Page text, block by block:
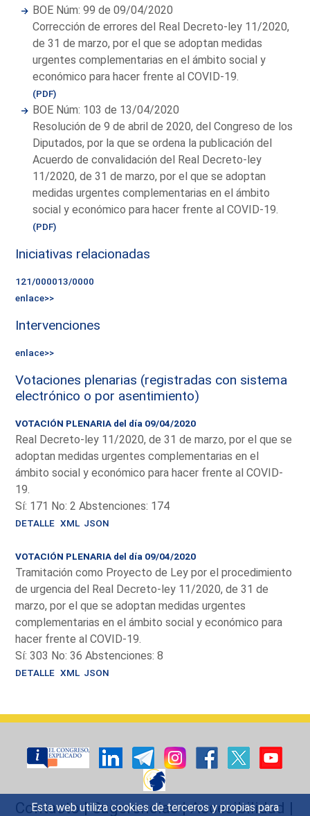
Esta web utiliza cookies de terceros y propias para
BOE Núm: 99 de 09/04/2020
Corrección de errores del Real Decreto-ley 11/2020,
de 31 de marzo, por el que se adoptan medidas
urgentes complementarias en el ámbito social y
económico para hacer frente al COVID-19.
(PDF)
BOE Núm: 103 de 13/04/2020
Resolución de 9 de abril de 2020, del Congreso de los
Diputados, por la que se ordena la publicación del
Acuerdo de convalidación del Real Decreto-ley
11/2020, de 31 de marzo, por el que se adoptan
medidas urgentes complementarias en el ámbito
social y económico para hacer frente al COVID-19.
(PDF)
Iniciativas relacionadas
121/000013/0000
enlace>>
Intervenciones
enlace>>
Votaciones plenarias (registradas con sistema
electrónico o por asentimiento)
VOTACIÓN PLENARIA del día 09/04/2020
Real Decreto-ley 11/2020, de 31 de marzo, por el que se
adoptan medidas urgentes complementarias en el
ámbito social y económico para hacer frente al COVID-
19.
Sí: 171 No: 2 Abstenciones: 174
DETALLE XML JSON
VOTACIÓN PLENARIA del día 09/04/2020
Tramitación como Proyecto de Ley por el procedimiento
de urgencia del Real Decreto-ley 11/2020, de 31 de
marzo, por el que se adoptan medidas urgentes
complementarias en el ámbito social y económico para
hacer frente al COVID-19.
Sí: 303 No: 36 Abstenciones: 8
DETALLE XML JSON
Contacto|Sugerencias|Accesibilidad |